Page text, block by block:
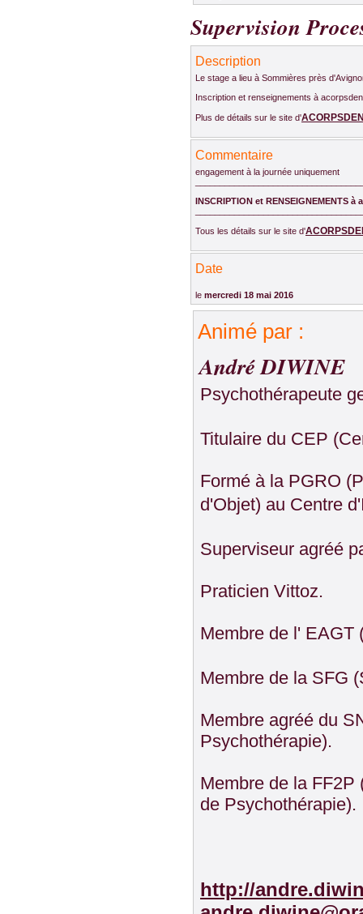
Supervision
Description
Le stage a lieu à Sommières près
Inscription et renseignements à
Plus de détails sur le site d'
Commentaire
engagement à la journée uniquement
INSCRIPTION et RENSEIGNEMENTS
Tous les détails sur le site d'
Date
le mercredi 18 mai 2016
Animé par :
André DIWINE
Psychothérapeute
Titulaire du CEP
Formé à la PGRO
d'Objet) au Centre
Superviseur agréé
Praticien Vittoz.
Membre de l' EAGT
Membre de la SFG
Membre agréé du
Psychothérapie).
Membre de la FF2P
de Psychothérapie).
http://